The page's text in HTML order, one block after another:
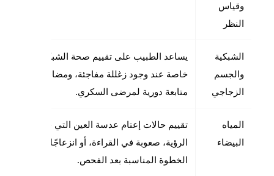
وقياس
النظر
الشبكية
والجسم
الزجاجي
يساعد الطبيب على تقييم صحة الشبكية والجسم
خاصة عند وجود زغللة مفاجئة، ومضات ضوئية،
متابعة دورية لمرضى السكري.
المياه
البيضاء
تقييم حالات إعتام عدسة العين التي قد تسبب
الرؤية، صعوبة في القراءة، أو انزعاجًا من
الخطوة المناسبة بعد الفحص.